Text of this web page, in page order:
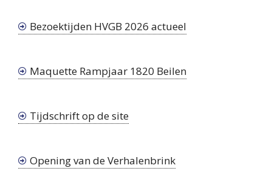
Bezoektijden HVGB 2026 actueel
Maquette Rampjaar 1820 Beilen
Tijdschrift op de site
Opening van de Verhalenbrink